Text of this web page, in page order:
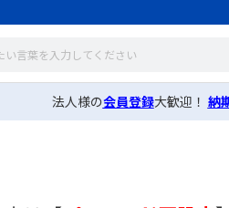
法人様の会員登録大歓迎！ 納